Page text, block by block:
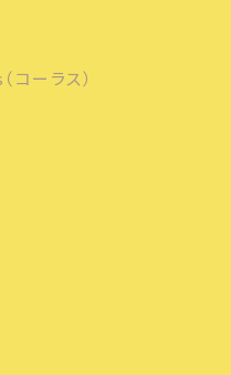
ーラス）